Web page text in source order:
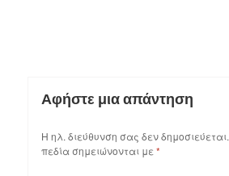
Αφήστε μια απάντηση
Η ηλ. διεύθυνση σας δεν δημοσιεύεται.
πεδία σημειώνονται με *